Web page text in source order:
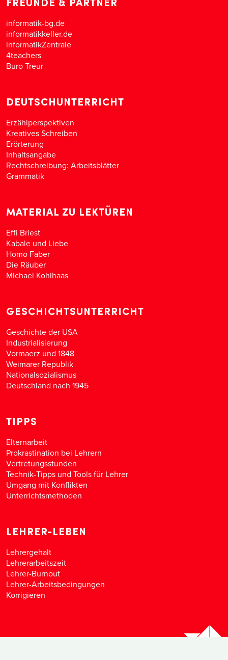
informatik-bg.de
informatikkeller.de
informatikZentrale
4teachers
Buro Treur
DEUTSCHUNTERRICHT
Erzählperspektiven
Kreatives Schreiben
Erörterung
Inhaltsangabe
Rechtschreibung: Arbeitsblätter
Grammatik
MATERIAL ZU LEKTÜREN
Effi Briest
Kabale und Liebe
Homo Faber
Die Räuber
Michael Kohlhaas
GESCHICHTSUNTERRICHT
Geschichte der USA
Industrialisierung
Vormaerz und 1848
Weimarer Republik
Nationalsozialismus
Deutschland nach 1945
TIPPS
Elternarbeit
Prokrastination bei Lehrern
Vertretungsstunden
Technik-Tipps und Tools für Lehrer
Umgang mit Konflikten
Unterrichtsmethoden
LEHRER-LEBEN
Lehrergehalt
Lehrerarbeitszeit
Lehrer-Burnout
Lehrer-Arbeitsbedingungen
Korrigieren